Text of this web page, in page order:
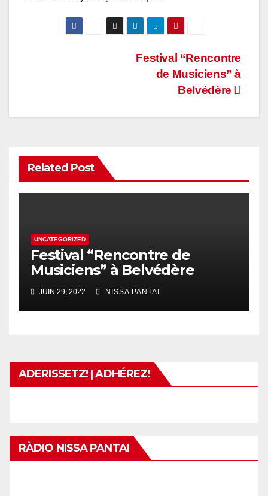
l’article
Festival “Rencontre
de Musiciens” à
Belvédère
Related Post
UNCATEGORIZED
Festival “Rencontre de
Musiciens” à Belvédère
JUIN 29, 2022 NISSA PANTAI
ADERISSETZ! | ADHÉREZ!
RÀDIO NISSA PANTAI